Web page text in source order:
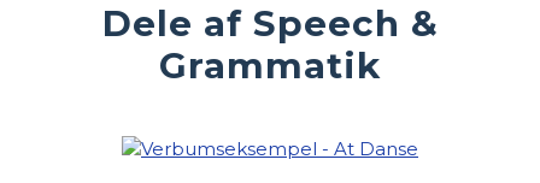
Dele af Speech &
Grammatik